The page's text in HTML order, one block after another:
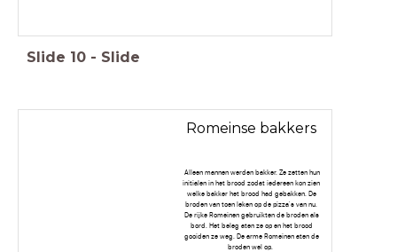
Slide 10 - Slide
Romeinse bakkers
Alleen mannen werden bakker. Ze zetten hun
initialen in het brood zodat iedereen kon zien
welke bakker het brood had gebakken. De
broden van toen leken op de pizza's van nu.
De rijke Romeinen gebruikten de broden als
bord. Het beleg aten ze op en het brood
gooiden ze weg. De arme Romeinen aten de
broden wel op.